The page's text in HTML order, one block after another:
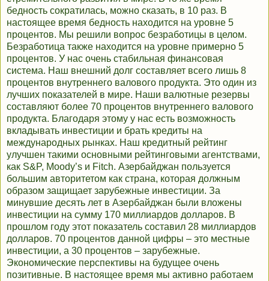
бедность сократилась, можно сказать, в 10 раз. В
настоящее время бедность находится на уровне 5
процентов. Мы решили вопрос безработицы в целом.
Безработица также находится на уровне примерно 5
процентов. У нас очень стабильная финансовая
система. Наш внешний долг составляет всего лишь 8
процентов внутреннего валового продукта. Это один из
лучших показателей в мире. Наши валютные резервы
составляют более 70 процентов внутреннего валового
продукта. Благодаря этому у нас есть возможность
вкладывать инвестиции и брать кредиты на
международных рынках. Наш кредитный рейтинг
улучшен такими основными рейтинговыми агентствами,
как S&P, Moody’s и Fitch. Азербайджан пользуется
большим авторитетом как страна, которая должным
образом защищает зарубежные инвестиции. За
минувшие десять лет в Азербайджан были вложены
инвестиции на сумму 170 миллиардов долларов. В
прошлом году этот показатель составил 28 миллиардов
долларов. 70 процентов данной цифры – это местные
инвестиции, а 30 процентов – зарубежные.
Экономические перспективы на будущее очень
позитивные. В настоящее время мы активно работаем